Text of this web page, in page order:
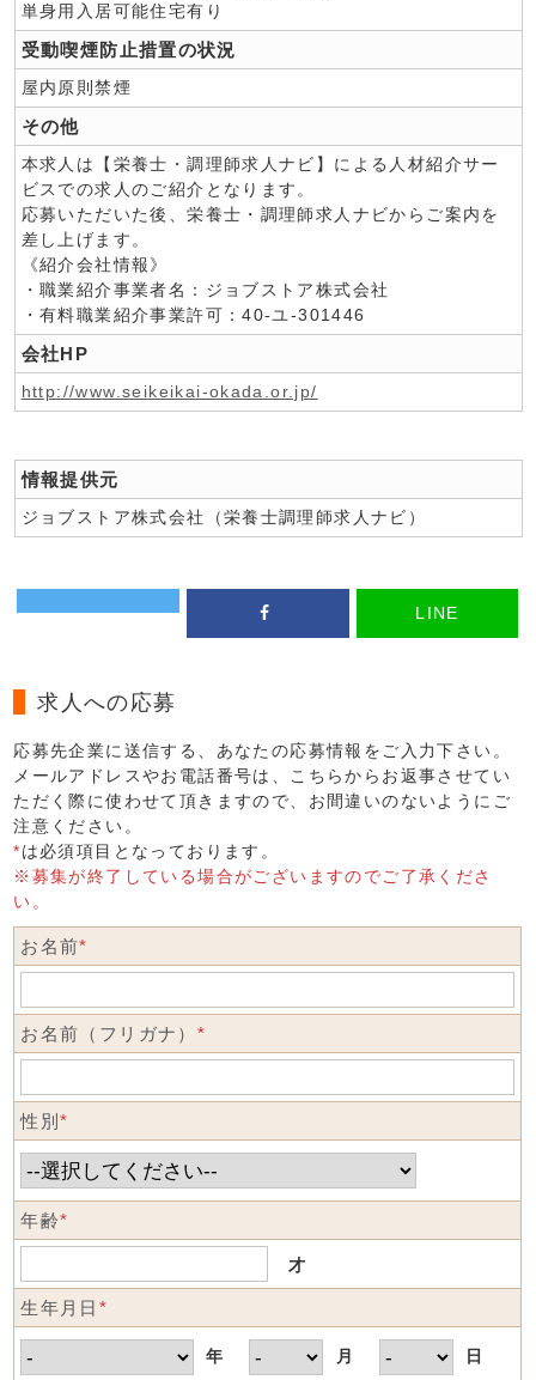
単身用入居可能住宅有り
受動喫煙防止措置の状況
屋内原則禁煙
その他
本求人は【栄養士・調理師求人ナビ】による人材紹介サー
ビスでの求人のご紹介となります。
応募いただいた後、栄養士・調理師求人ナビからご案内を
差し上げます。
《紹介会社情報》
・職業紹介事業者名：ジョブストア株式会社
・有料職業紹介事業許可：40-ユ-301446
会社HP
http://www.seikeikai-okada.or.jp/
情報提供元
ジョブストア株式会社（栄養士調理師求人ナビ）
LINE
求人への応募
応募先企業に送信する、あなたの応募情報をご入力下さい。
メールアドレスやお電話番号は、こちらからお返事させてい
ただく際に使わせて頂きますので、お間違いのないようにご
注意ください。
*は必須項目となっております。
※募集が終了している場合がございますのでご了承くださ
い。
お名前*
お名前（フリガナ） *
性別*
年齢*
才
生年月日 *
年 月 日